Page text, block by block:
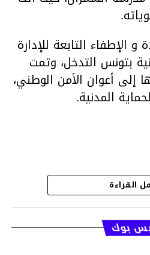
الإطفاء التابعة للإدارة
بتونس التدخل، وتمت
إلى أعوان الأمن الوطني،
المدنية.
القراءة
بوك